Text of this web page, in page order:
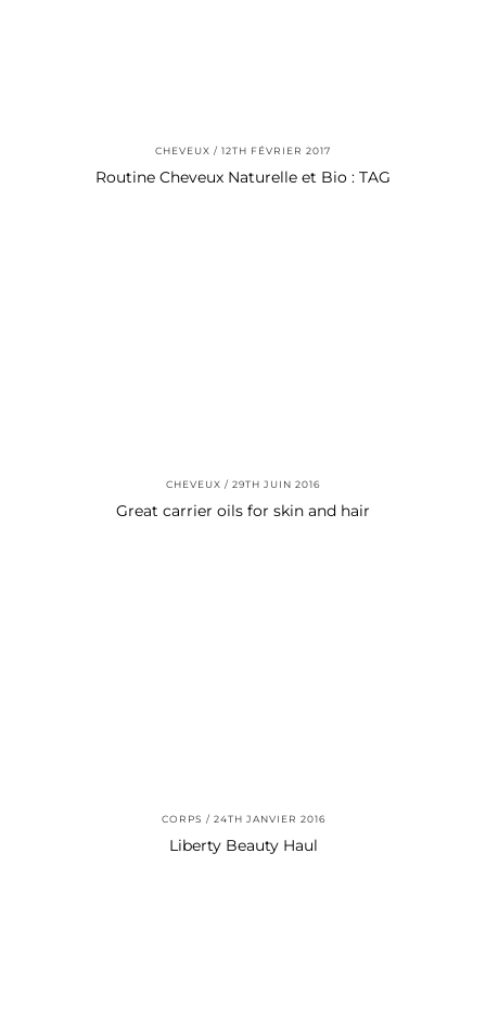
CHEVEUX 12TH FÉVRIER 2017
Routine Cheveux Naturelle et Bio : TAG
CHEVEUX 29TH JUIN 2016
Great carrier oils for skin and hair
CORPS 24TH JANVIER 2016
Liberty Beauty Haul